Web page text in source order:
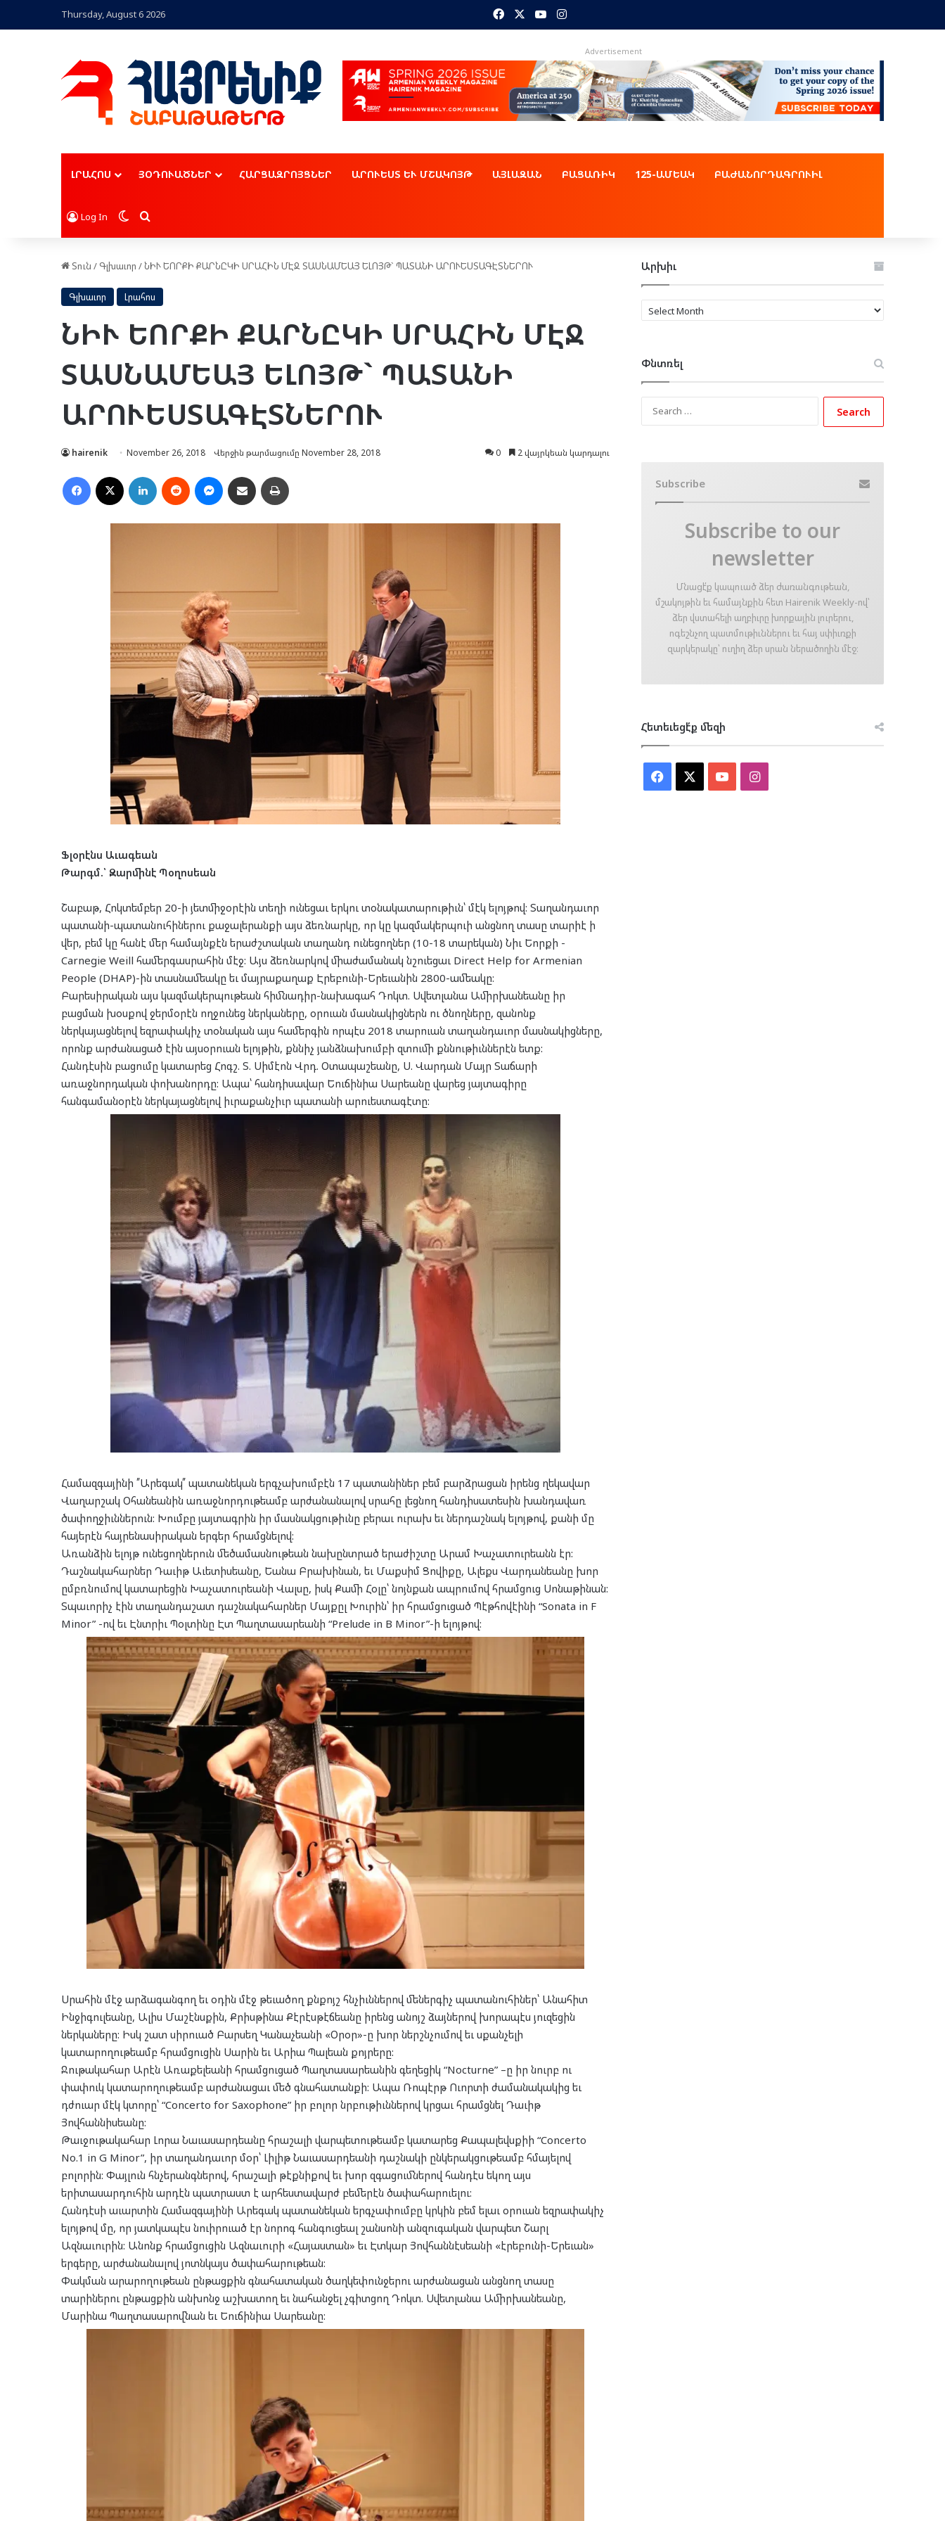
Thursday, August 6 2026 FacebookYouTubeInstagram
Advertisement
ԼՐԱՀՈՍ ՅՕԴՈՒԱԾՆԵՐ ՀԱՐՑԱԶՐՈՅՑՆԵՐ ԱՐՈՒԵՍՏ ԵՒ ՄՇԱԿՈՅԹ ԱՅԼԱԶԱՆ ԲԱՑԱՌԻԿ 125-ԱՄԵԱԿ ԲԱԺԱՆՈՐԴԱԳՐՈՒԻԼ
Log In Switch skin
Որոնել
Տուն / Գլխաւոր /ՆԻՒ ԵՈՐՔԻ ՔԱՐՆԸԿԻ ՍՐԱՀԻՆ ՄԷՋ ՏԱՍՆԱՄԵԱՅ ԵԼՈՅԹ` ՊԱՏԱՆԻ ԱՐՈՒԵՍՏԱԳԷՏՆԵՐՈՒ
Գլխաւոր Լրահոս
ՆԻՒ ԵՈՐՔԻ ՔԱՐՆԸԿԻ ՍՐԱՀԻՆ ՄԷՋ
ՏԱՍՆԱՄԵԱՅ ԵԼՈՅԹ` ՊԱՏԱՆԻ
ԱՐՈՒԵՍՏԱԳԷՏՆԵՐՈՒ
hairenik November 26, 2018 Վերջին թարմացումը November 28, 2018 0 2 վայրկեան կարդալու
Facebook LinkedIn Reddit MessengerՈւղարկել նամակ
Ֆլօրէնս Աւագեան
Թարգմ.՝ Զարմինէ Պօղոսեան
Շաբաթ, Հոկտեմբեր 20-ի յետմիջօրէին տեղի ունեցաւ երկու տօնակատարութիւն՝ մէկ ելոյթով: Տաղանդաւոր
պատանի-պատանուհիներու քաջալերանքի այս ձեռնարկը, որ կը կազմակերպուի անցնող տասը տարիէ ի
վեր, բեմ կը հանէ մեր համայնքէն երաժշտական տաղանդ ունեցողներ (10-18 տարեկան) Նիւ Եորքի -
Carnegie Weill համերգասրահին մէջ: Այս ձեռնարկով միաժամանակ նշուեցաւ Direct Help for Armenian
People (DHAP)-ին տասնամեակը եւ մայրաքաղաք Էրեբունի-Երեւանին 2800-ամեակը:
Բարեսիրական այս կազմակերպութեան հիմնադիր-նախագահ Դոկտ. Սվետլանա Ամիրխանեանը իր
բացման խօսքով ջերմօրէն ողջունեց ներկաները, օրուան մասնակիցներն ու ծնողները, զանոնք
ներկայացնելով եզրափակիչ տօնական այս համերգին որպէս 2018 տարուան տաղանդաւոր մասնակիցները,
որոնք արժանացած էին այսօրուան ելոյթին, քննիչ յանձնախումբի զտումի քննութիւններէն ետք:
Հանդէսին բացումը կատարեց Հոգշ. Տ. Սիմէոն Վրդ. Օտապաշեանը, Ս. Վարդան Մայր Տաճարի
առաջնորդական փոխանորդը: Ապա՝ հանդիսավար Եուճինիա Սարեանը վարեց յայտագիրը
հանգամանօրէն ներկայացնելով իւրաքանչիւր պատանի արուեստագէտը:
Համազգայինի ՛՛Արեգակ՛՛ պատանեկան երգչախումբէն 17 պատանիներ բեմ բարձրացան իրենց ղեկավար
Վաղարշակ Օհանեանին առաջնորդութեամբ արժանանալով սրահը լեցնող հանդիսատեսին խանդավառ
ծափողջիւններուն: Խումբը յայտագրին իր մասնակցութիւնը բերաւ ուրախ եւ ներդաշնակ ելոյթով, քանի մը
հայերէն հայրենասիրական երգեր հրամցնելով:
Առանձին ելոյթ ունեցողներուն մեծամասնութեան նախընտրած երաժիշտը Արամ Խաչատուրեանն էր:
Դաշնակահարներ Դաւիթ Աւետիսեանը, Եանա Բրախինան, եւ Մաքսիմ Ցովիքը, Ալեքս Վարդանեանը խոր
ըմբռնումով կատարեցին Խաչատուրեանի Վալսը, իսկ Քամի Հօլը՝ նոյնքան ապրումով հրամցուց Սոնաթինան:
Տպաւորիչ էին տաղանդաշատ դաշնակահարներ Մայքըլ Խուրին՝ իր հրամցուցած Պէթհովէինի “Sonata in F
Minor” -ով եւ Էնտրիւ Պօլտինը Էտ Պաղտասարեանի “Prelude in B Minor”-ի ելոյթով:
Սրահին մէջ արձագանգող եւ օդին մէջ թեւածող քնքոյշ հնչիւններով մեներգիչ պատանուհիներ՝ Անահիտ
Ինջիգուլեանը, Ալիս Մաշէնսքին, Քրիսթինա Քէրէսթէճեանը իրենց անոյշ ձայներով խորապէս յուզեցին
ներկաները: Իսկ շատ սիրուած Բարսեղ Կանաչեանի «Օրօր»-ը խոր ներշնչումով եւ սքանչելի
կատարողութեամբ հրամցուցին Սարին եւ Արիա Պալեան քոյրերը:
Ջութակահար Արէն Առաքելեանի հրամցուցած Պաղտասարեանին գեղեցիկ “Nocturne” –ը իր նուրբ ու
փափուկ կատարողութեամբ արժանացաւ մեծ գնահատանքի: Ապա Ռոպէրթ Ուորտի ժամանակակից եւ
դժուար մէկ կտորը՝ “Concerto for Saxophone” իր բոլոր նրբութիւններով կրցաւ հրամցնել Դաւիթ
Յովհաննիսեանը:
Թաւջութակահար Լորա Նաւասարդեանը հրաշալի վարպետութեամբ կատարեց Քապալեվսքիի “Concerto
No.1 in G Minor”, իր տաղանդաւոր մօր՝ Լիլիթ Նաւասարդեանի դաշնակի ընկերակցութեամբ հմայելով
բոլորին: Փայլուն հնչերանգներով, հրաշալի թէքնիքով եւ խոր զգացումներով հանդէս եկող այս
երիտասարդուհին արդէն պատրաստ է արհեստավարժ բեմերէն ծափահարուելու:
Հանդէսի աւարտին Համազգայինի Արեգակ պատանեկան երգչափումբը կրկին բեմ ելաւ օրուան եզրափակիչ
ելոյթով մը, որ յատկապէս նուիրուած էր նորոգ հանգուցեալ շանսոնի անզուգական վարպետ Շարլ
Ազնաւուրին: Անոնք հրամցուցին Ազնաւուրի «Հայաստան» եւ Էտկար Յովհաննէսեանի «էրեբունի-Երեւան»
երգերը, արժանանալով յոտնկայս ծափահարութեան:
Փակման արարողութեան ընթացքին գնահատական ծաղկեփունջերու արժանացան անցնող տասը
տարիներու ընթացքին անխոնջ աշխատող եւ նահանջել չգիտցող Դոկտ. Սվետլանա Ամիրխանեանը,
Մարինա Պաղտասարովնան եւ Եուճինիա Սարեանը:
Արխիւ
Արխիւ
Փնտռել
Subscribe
Subscribe to our
newsletter
Մնացէ՛ք կապուած ձեր ժառանգութեան,
մշակոյթին եւ համայնքին հետ Hairenik Weekly-ով՝
ձեր վստահելի աղբիւրը խորքային լուրերու,
ոգեշնչող պատմութիւններու եւ հայ սփիւռքի
զարկերակը՝ ուղիղ ձեր սրան ներածողին մէջ։
Հետեւեցէ՛ք մեզի
Facebook YouTubeInstagram